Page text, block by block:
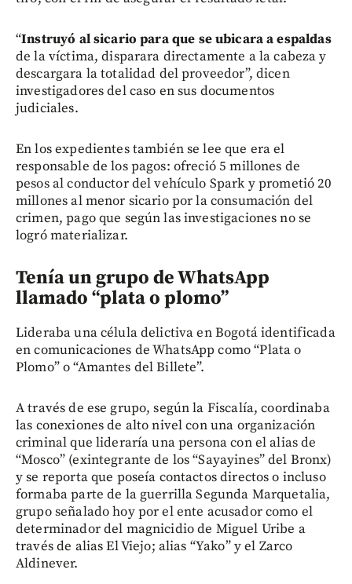
“Instruyó al sicario para que se ubicara a espaldas
de la víctima, disparara directamente a la cabeza y
descargara la totalidad del proveedor”, dicen
investigadores del caso en sus documentos
judiciales.
En los expedientes también se lee que era el
responsable de los pagos: ofreció 5 millones de
pesos al conductor del vehículo Spark y prometió 20
millones al menor sicario por la consumación del
crimen, pago que según las investigaciones no se
logró materializar.
Tenía un grupo de WhatsApp
llamado “plata o plomo”
Lideraba una célula delictiva en Bogotá identificada
en comunicaciones de WhatsApp como “Plata o
Plomo” o “Amantes del Billete”.
A través de ese grupo, según la Fiscalía, coordinaba
las conexiones de alto nivel con una organización
criminal que lideraría una persona con el alias de
“Mosco” (exintegrante de los “Sayayines” del Bronx)
y se reporta que poseía contactos directos o incluso
formaba parte de la guerrilla Segunda Marquetalia,
grupo señalado hoy por el ente acusador como el
determinador del magnicidio de Miguel Uribe a
través de alias El Viejo; alias “Yako” y el Zarco
Aldinever.